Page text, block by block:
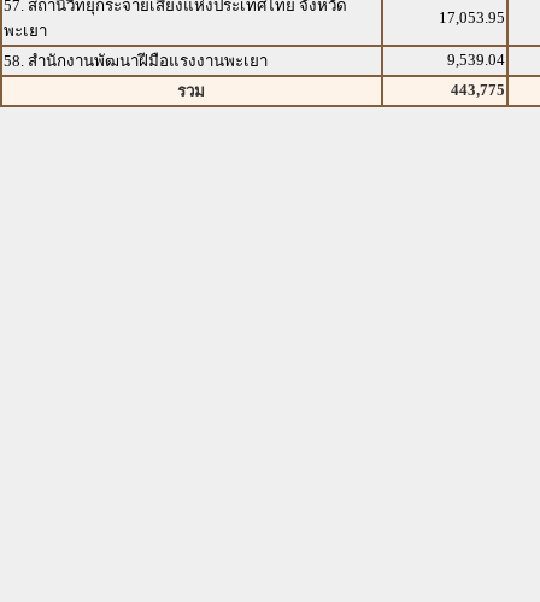
57. สถานีวิทยุกระจายเสียงแห่งประเทศไทย จังหวัด
พะเยา
17,053.95
58. สำนักงานพัฒนาฝีมือแรงงานพะเยา
9,539.04
รวม
443,775